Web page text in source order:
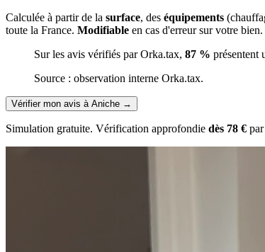
Calculée à partir de la surface, des équipements
toute la France. Modifiable en cas d'erreur sur votre bien.
Sur les avis vérifiés par Orka.tax, 87 % présentent
Source : observation interne Orka.tax.
Vérifier mon avis à Aniche →
Simulation gratuite. Vérification approfondie dès 78 €